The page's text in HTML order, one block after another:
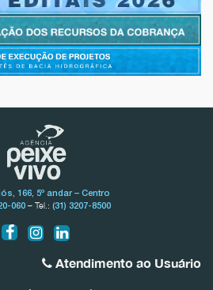
166, 5º andar – Centro
060 – Tel.: (31) 3207-8500
Atendimento ao Usuário